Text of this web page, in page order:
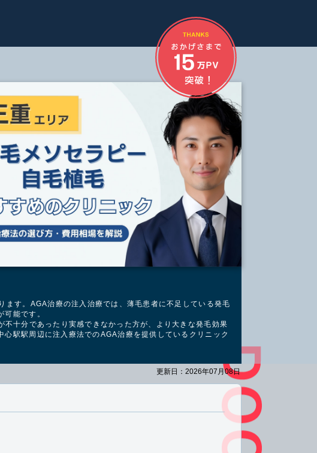
す。AGA治療の注入治療では、薄毛患者に不足している発毛
能です。
不十分であったり実感できなかった方が、より大きな発毛効果
心駅駅周辺に注入療法でのAGA治療を提供しているクリニック
更新日：2026年07月08日